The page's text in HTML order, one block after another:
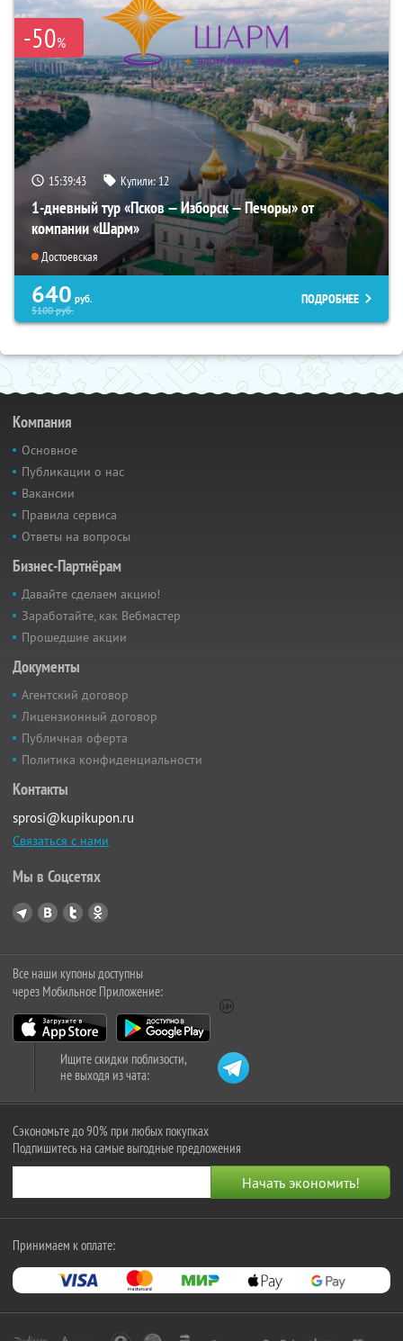
-50%
15:39:42 Купили:12
1-дневный тур «Псков — Изборск — Печоры» от
компании «Шарм»
Достоевская
640 руб.
5100руб.
ПОДРОБНЕЕ
Компания
Основное
Публикации о нас
Вакансии
Правила сервиса
Ответы на вопросы
Бизнес-Партнёрам
Давайте сделаем акцию!
Заработайте, как Вебмастер
Прошедшие акции
Документы
Агентский договор
Лицензионный договор
Публичная оферта
Политика конфиденциальности
Контакты
sprosi@kupikupon.ru
Связаться с нами
Мы в Соцсетях
Все наши купоны доступны
через Мобильное Приложение:
Ищите скидки поблизости,
не выходя из чата:
Сэкономьте до 90% при любых покупках
Подпишитесь на самые выгодные предложения
Принимаем к оплате: